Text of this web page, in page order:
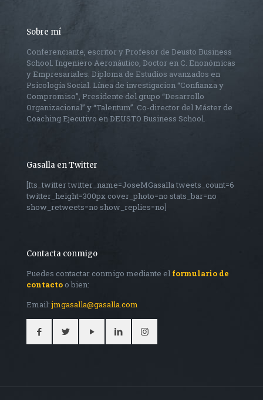
Sobre mí
Conferenciante, escritor y Profesor de Deusto Business
School. Ingeniero Aeronáutico, Doctor en C. Enonómicas
y Empresariales. Diploma de Estudios avanzados en
Psicología Social. Línea de investigacion “Confianza y
Compromiso”, Presidente del grupo “Desarrollo
Organizacional” y “Talentum”. Co-director del Máster de
Coaching Ejecutivo en DEUSTO Business School.
Gasalla en Twitter
[fts_twitter twitter_name=JoseMGasalla tweets_count=6
twitter_height=300px cover_photo=no stats_bar=no
show_retweets=no show_replies=no]
Contacta conmigo
Puedes contactar conmigo mediante el formulario de
contacto o bien:
Email:jmgasalla@gasalla.com